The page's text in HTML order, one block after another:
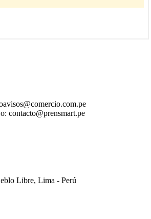
contacto@prensmart.pe
Libre, Lima - Perú